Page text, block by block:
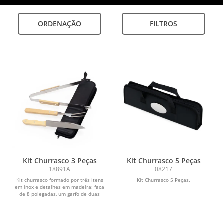
ORDENAÇÃO FILTROS
Kit Churrasco 3 Peças
18891A
Kit churrasco formado por três itens
em inox e detalhes em madeira: faca
de 8 polegadas, um garfo de duas
Kit Churrasco 5 Peças
08217
Kit Churrasco 5 Peças.